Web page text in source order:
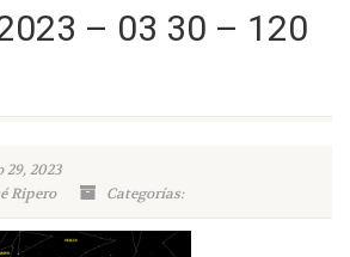
– 03 30 – 120
2023
Ripero
Categorías: